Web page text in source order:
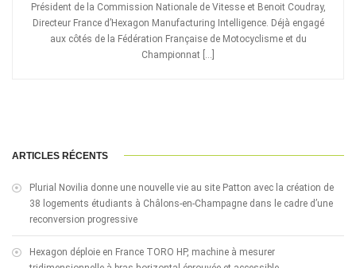
Président de la Commission Nationale de Vitesse et Benoit Coudray,
Directeur France d’Hexagon Manufacturing Intelligence. Déjà engagé
aux côtés de la Fédération Française de Motocyclisme et du
Championnat […]
ARTICLES RÉCENTS
Plurial Novilia donne une nouvelle vie au site Patton avec la création de
38 logements étudiants à Châlons-en-Champagne dans le cadre d’une
reconversion progressive
Hexagon déploie en France TORO HP, machine à mesurer